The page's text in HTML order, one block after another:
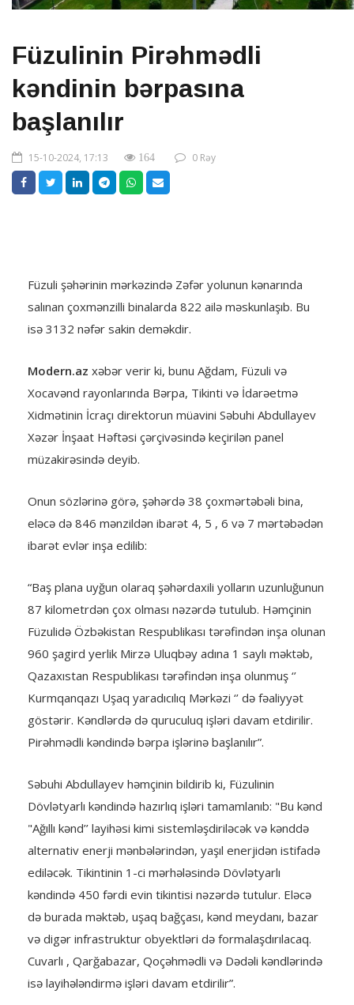
Füzulinin Pirəhmədli
kəndinin bərpasına
başlanılır
15-10-2024, 17:13 164 0 Rəy
Füzuli şəhərinin mərkəzində Zəfər yolunun kənarında
salınan çoxmənzilli binalarda 822 ailə məskunlaşıb. Bu
isə 3132 nəfər sakin deməkdir.
Modern.az xəbər verir ki, bunu Ağdam, Füzuli və
Xocavənd rayonlarında Bərpa, Tikinti və İdarəetmə
Xidmətinin İcraçı direktorun müavini Səbuhi Abdullayev
Xəzər İnşaat Həftəsi çərçivəsində keçirilən panel
müzakirəsində deyib.
Onun sözlərinə görə, şəhərdə 38 çoxmərtəbəli bina,
eləcə də 846 mənzildən ibarət 4, 5 , 6 və 7 mərtəbədən
ibarət evlər inşa edilib:
“Baş plana uyğun olaraq şəhərdaxili yolların uzunluğunun
87 kilometrdən çox olması nəzərdə tutulub. Həmçinin
Füzulidə Özbəkistan Respublikası tərəfindən inşa olunan
960 şagird yerlik Mirzə Uluqbəy adına 1 saylı məktəb,
Qazaxıstan Respublikası tərəfindən inşa olunmuş ‘’
Kurmqanqazı Uşaq yaradıcılıq Mərkəzi ‘’ də fəaliyyət
göstərir. Kəndlərdə də quruculuq işləri davam etdirilir.
Pirəhmədli kəndində bərpa işlərinə başlanılır”.
Səbuhi Abdullayev həmçinin bildirib ki, Füzulinin
Dövlətyarlı kəndində hazırlıq işləri tamamlanıb: "Bu kənd
"Ağıllı kənd’’ layihəsi kimi sistemləşdiriləcək və kənddə
alternativ enerji mənbələrindən, yaşıl enerjidən istifadə
ediləcək. Tikintinin 1-ci mərhələsində Dövlətyarlı
kəndində 450 fərdi evin tikintisi nəzərdə tutulur. Eləcə
də burada məktəb, uşaq bağçası, kənd meydanı, bazar
və digər infrastruktur obyektləri də formalaşdırılacaq.
Cuvarlı , Qarğabazar, Qoçəhmədli və Dədəli kəndlərində
isə layihələndirmə işləri davam etdirilir”.